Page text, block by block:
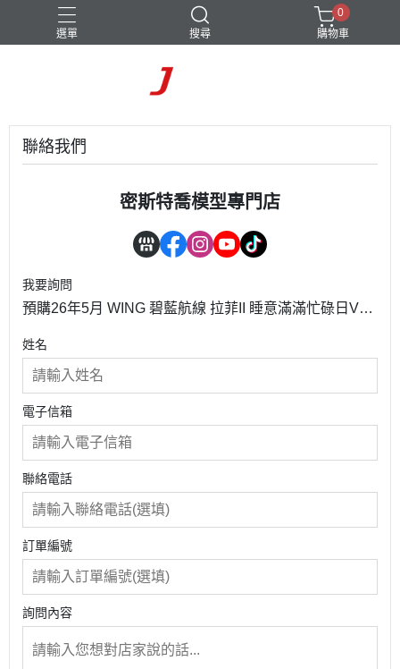
選單 搜尋
0
購物車
聯絡我們
密斯特喬模型專門店
我要詢問
預購26年5月 WING 碧藍航線 拉菲II 睡意滿滿忙碌日Ver.
姓名
電子信箱
聯絡電話
訂單編號
詢問內容